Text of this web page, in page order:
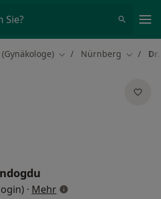
Sie?
Stadt ändern
Nürnberg Stadt
· Mehrüber Spezialisierungen